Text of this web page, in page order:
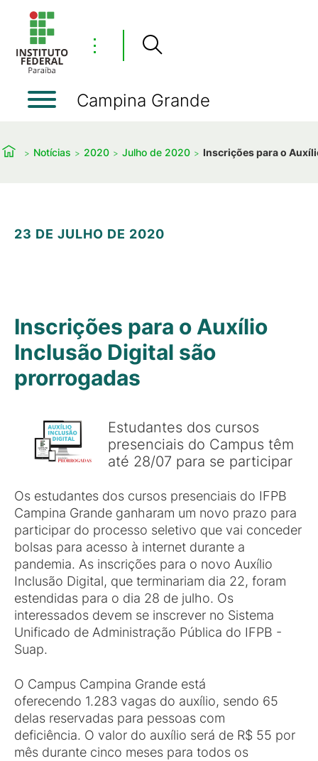
⋮
Campina Grande
Notícias 2020 Julho de 2020 Inscrições para o
23 DE JULHO DE 2020
Inscrições para o Auxílio
Inclusão Digital são
prorrogadas
Estudantes dos cursos
presenciais do Campus têm
até 28/07 para se participar
Os estudantes dos cursos presenciais do IFPB
Campina Grande ganharam um novo prazo para
participar do processo seletivo que vai conceder
bolsas para acesso à internet durante a
pandemia. As inscrições para o novo Auxílio
Inclusão Digital, que terminariam dia 22, foram
estendidas para o dia 28 de julho. Os
interessados devem se inscrever no Sistema
Unificado de Administração Pública do IFPB -
Suap.
O Campus Campina Grande está
oferecendo 1.283 vagas do auxílio, sendo 65
delas reservadas para pessoas com
deficiência. O valor do auxílio será de R$ 55 por
mês durante cinco meses para todos os